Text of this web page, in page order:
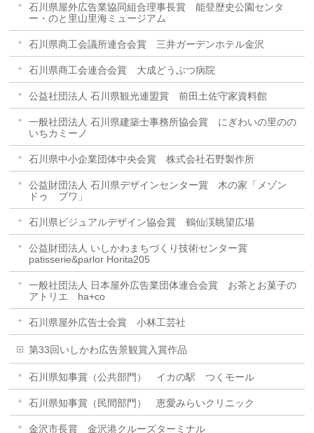
石川県屋外広告業協同組合理事長賞 能登歴史公園センタ
ー・のと里山里海ミュージアム
石川県商工会議所連合会賞 三井ガーデンホテル金沢
石川県商工会連合会賞 大成どうぶつ病院
公益社団法人 石川県観光連盟賞 前田土佐守家資料館
一般社団法人 石川県建築士事務所協会賞 にぎわいの里のの
いちカミーノ
石川県中小企業団体中央会賞 株式会社石野製作所
公益財団法人 石川県デザインセンター賞 木の家「メゾン
ドゥ ブワ」
石川県ビジュアルデザイン協会賞 鶴仙渓眺望広場
公益財団法人 いしかわまちづくり技術センター賞
patisserie&parlor Horita205
一般社団法人 日本屋外広告業団体連合会賞 お茶とお菓子の
アトリエ ha+co
石川県屋外広告士会賞 小林工芸社
第33回いしかわ広告景観賞入賞作品
石川県知事賞（公共部門） イカの駅 つくモール
石川県知事賞（民間部門） 恵愛みらいクリニック
金沢市長賞 金沢港クルーズターミナル